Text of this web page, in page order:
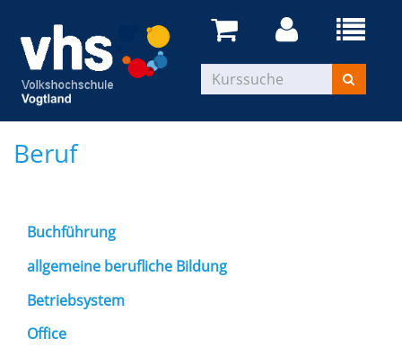
Beruf
Buchführung
allgemeine berufliche Bildung
Betriebsystem
Office